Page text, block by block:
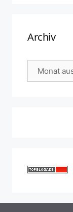
Archiv
Archiv